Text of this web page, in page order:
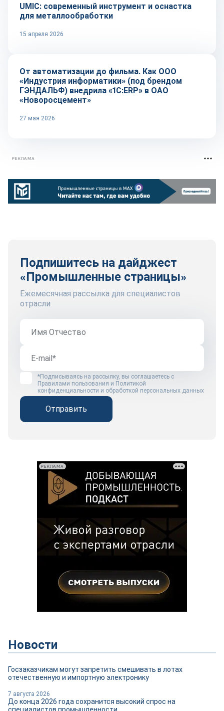
UMIC: современный инструмент и оснастка
для металлообработки
15 апреля 2026
Автоматизация
От автоматизации до фильма. Как ООО
«Индустрия информатики» (под брендом
ГЭНДАЛЬФ) внедрила «1С:ERP» в ОАО
«Новоросцемент»
27 мая 2026
РЕКЛАМА
Подпишитесь на дайджест
«Промышленные страницы»
Ежемесячная рассылка для специалистов
отрасли
*Подписываясь на рассылку, вы соглашаетесь с
Правилами пользования и Политикой
конфиденциальности и обработкой персональных данных
Отправить
РЕКЛАМА
Новости
Госзаказчикам могут запретить смешивать в лотах
отечественную и импортную электронику
7 августа 2026
До конца 2026 года сохранится высокий спрос на